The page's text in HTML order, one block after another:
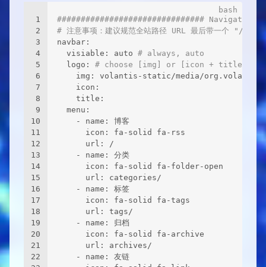
1
2
3
4
5
6
7
8
9
10
11
12
13
14
15
16
17
18
19
20
21
22
###############################
# 注意事项：建议规范全站路径 URL 最后带一个 "/"
navbar:
  visiable: auto
# always, auto
  logo:
# choose [img] or [icon + title]
img: volantis-static/media/
    icon:
    title:
  menu:
    - name: 博客
      icon: fa-solid fa-rss
      url: /
    - name: 分类
      icon: fa-solid fa-folder-open
      url: categories/
    - name: 标签
      icon: fa-solid fa-tags
      url: tags/
    - name: 归档
      icon: fa-solid fa-archive
      url: archives/
    - name: 友链